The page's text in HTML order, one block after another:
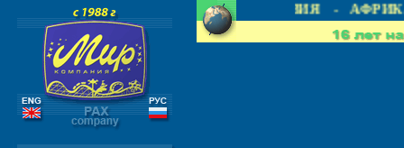
СНГ - ЕВРОПА - АМЕРИКА - АЗИЯ - АФРИКА